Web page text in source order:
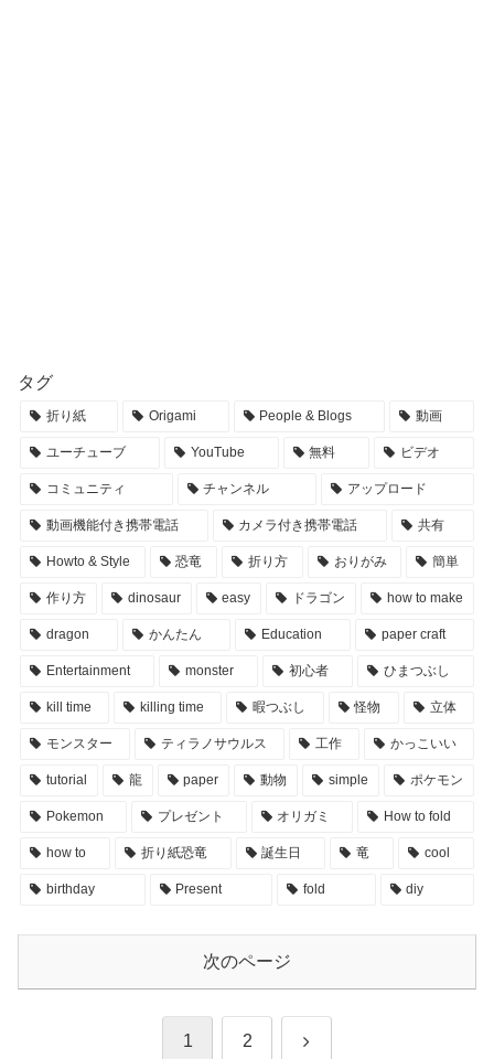
タグ
折り紙 Origami People & Blogs 動画
ユーチューブ YouTube 無料 ビデオ
コミュニティ チャンネル アップロード
動画機能付き携帯電話 カメラ付き携帯電話 共有
Howto & Style 恐竜 折り方 おりがみ 簡単
作り方 dinosaur easy ドラゴン how to make
dragon かんたん Education paper craft
Entertainment monster 初心者 ひまつぶし
kill time killing time 暇つぶし 怪物 立体
モンスター ティラノサウルス 工作 かっこいい
tutorial 龍 paper 動物 simple ポケモン
Pokemon プレゼント オリガミ How to fold
how to 折り紙恐竜 誕生日 竜 cool
birthday Present fold diy
次のページ
1 2 次